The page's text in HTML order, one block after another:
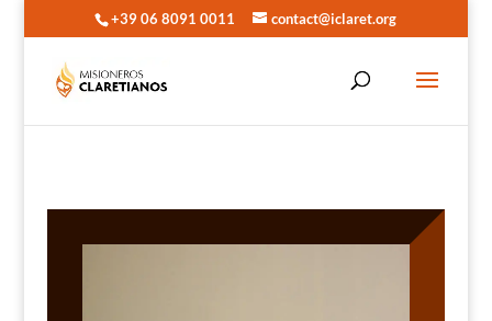
+39 06 8091 0011 contact@iclaret.org